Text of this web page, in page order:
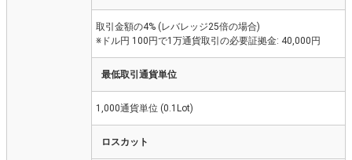
取引金額の4% (レバレッジ25倍の場合)
※ドル円 100円で1万通貨取引の必要証拠金: 40,000円
最低取引通貨単位
1,000通貨単位 (0.1Lot)
ロスカット